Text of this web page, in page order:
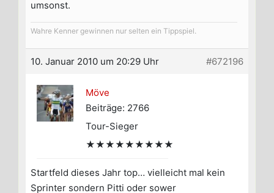
umsonst.
Wahre Kenner gewinnen nur selten ein Tippspiel.
10. Januar 2010 um 20:29 Uhr #672196
Möve
Beiträge: 2766
Tour-Sieger
★★★★★★★★★
Startfeld dieses Jahr top… vielleicht mal kein
Sprinter sondern Pitti oder sower